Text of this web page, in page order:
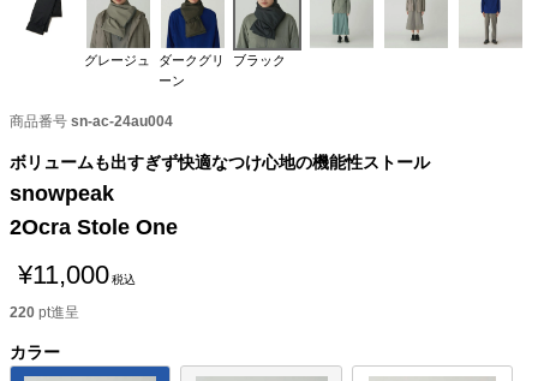
グレージュ
ダークグリ
ーン
ブラック
商品番号 sn-ac-24au004
ボリュームも出すぎず快適なつけ心地の機能性ストール
snowpeak
2Ocra Stole One
¥11,000税込
220 pt進呈
カラー